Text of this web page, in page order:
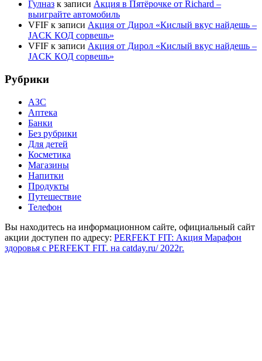
Гулназ к записи Акция в Пятёрочке от Richard –
выиграйте автомобиль
VFIF к записи Акция от Дирол «Кислый вкус найдешь –
JACK КОД сорвешь»
VFIF к записи Акция от Дирол «Кислый вкус найдешь –
JACK КОД сорвешь»
Рубрики
АЗС
Аптека
Банки
Без рубрики
Для детей
Косметика
Магазины
Напитки
Продукты
Путешествие
Телефон
Вы находитесь на информационном сайте, официальный сайт
акции доступен по адресу: PERFEKT FIT: Акция Марафон
здоровья с PERFEKT FIT. на catday.ru/ 2022г.